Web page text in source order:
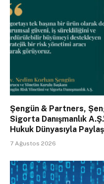
Şengün & Partners,
Sigorta Danışmanlık
Hukuk Dünyasıyla
7 Ağustos 2026